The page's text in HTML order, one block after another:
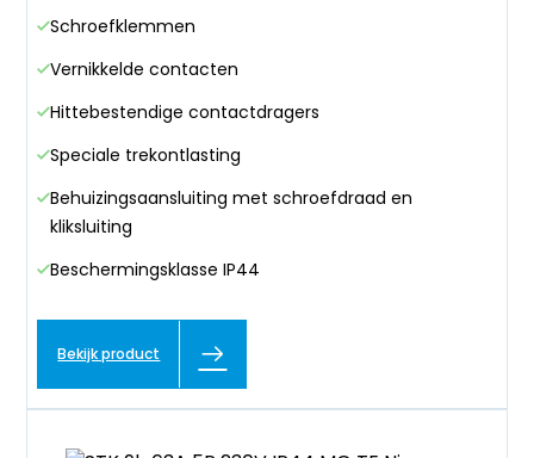
Schroefklemmen
Vernikkelde contacten
Hittebestendige contactdragers
Speciale trekontlasting
Behuizingsaansluiting met schroefdraad en
kliksluiting
Beschermingsklasse IP44
Bekijk product